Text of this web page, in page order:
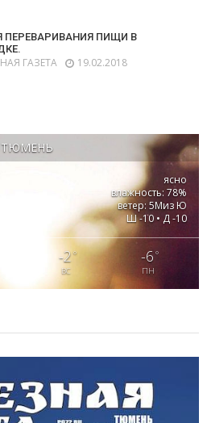
ПЕРЕВАРИВАНИЯ ПИЩИ В
ГАЗЕТА 19.02.2018
ТЮМЕНЬ
ясно
влажность: 78%
ветер: 5Миз Ю
Ш -10 • Д -10
-2 °
ВС
-6 °
ПН